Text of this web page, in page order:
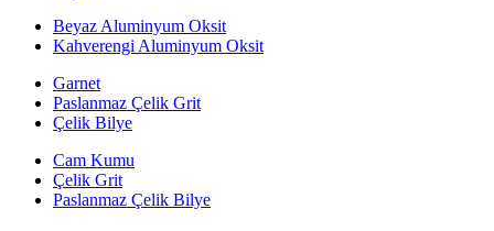
Beyaz Aluminyum Oksit
Kahverengi Aluminyum Oksit
Garnet
Paslanmaz Çelik Grit
Çelik Bilye
Cam Kumu
Çelik Grit
Paslanmaz Çelik Bilye